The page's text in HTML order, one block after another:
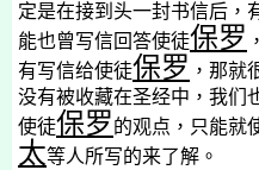
定是在接到头一封书信后，
能也曾写信回答使徒保罗
有写信给使徒保罗 ，那就
没有被收藏在圣经中，我们
使徒保罗的观点，只能就
太等人所写的来了解。